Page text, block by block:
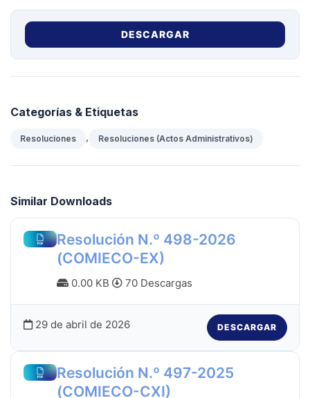
DESCARGAR
Categorías & Etiquetas
Resoluciones Resoluciones (Actos Administrativos)
Similar Downloads
Resolución N.º 498-2026
(COMIECO-EX)
0.00 KB 70 Descargas
29 de abril de 2026 DESCARGAR
Resolución N.º 497-2025
(COMIECO-CXI)